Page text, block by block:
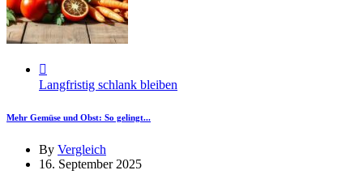
Langfristig schlank bleiben
Mehr Gemüse und Obst: So gelingt...
By Vergleich
16. September 2025